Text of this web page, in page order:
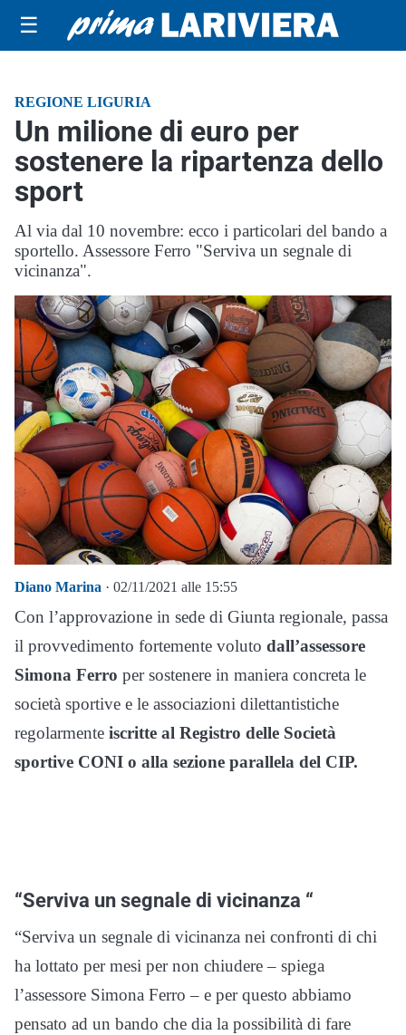
☰
REGIONE LIGURIA
Un milione di euro per
sostenere la ripartenza dello
sport
Al via dal 10 novembre: ecco i particolari del bando a
sportello. Assessore Ferro "Serviva un segnale di
vicinanza".
Diano Marina · 02/11/2021 alle 15:55
Con l’approvazione in sede di Giunta regionale, passa
il provvedimento fortemente voluto dall’assessore
Simona Ferro per sostenere in maniera concreta le
società sportive e le associazioni dilettantistiche
regolarmente iscritte al Registro delle Società
sportive CONI o alla sezione parallela del CIP.
“Serviva un segnale di vicinanza “
“Serviva un segnale di vicinanza nei confronti di chi
ha lottato per mesi per non chiudere – spiega
l’assessore Simona Ferro – e per questo abbiamo
pensato ad un bando che dia la possibilità di fare